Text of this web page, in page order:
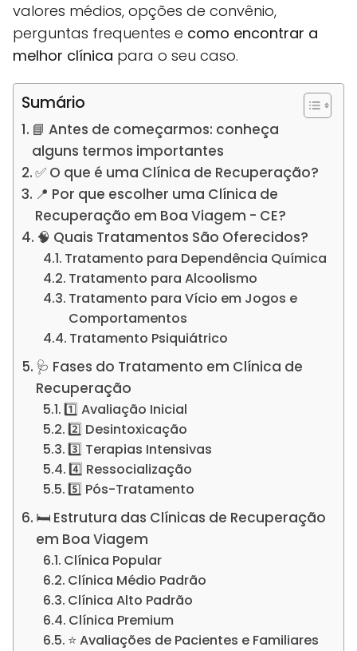
valores médios, opções de convênio,
perguntas frequentes e como encontrar a
melhor clínica para o seu caso.
Sumário
📘 Antes de começarmos: conheça
alguns termos importantes
✅ O que é uma Clínica de Recuperação?
📍 Por que escolher uma Clínica de
Recuperação em Boa Viagem - CE?
🧠 Quais Tratamentos São Oferecidos?
Tratamento para Dependência Química
Tratamento para Alcoolismo
Tratamento para Vício em Jogos e
Comportamentos
Tratamento Psiquiátrico
🩺 Fases do Tratamento em Clínica de
Recuperação
1️⃣ Avaliação Inicial
2️⃣ Desintoxicação
3️⃣ Terapias Intensivas
4️⃣ Ressocialização
5️⃣ Pós-Tratamento
🛏️ Estrutura das Clínicas de Recuperação
em Boa Viagem
Clínica Popular
Clínica Médio Padrão
Clínica Alto Padrão
Clínica Premium
⭐ Avaliações de Pacientes e Familiares